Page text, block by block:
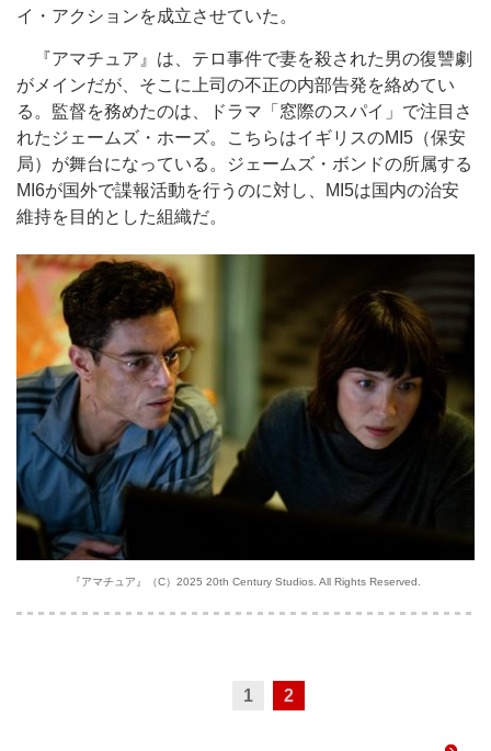
イ・アクションを成立させていた。
『アマチュア』は、テロ事件で妻を殺された男の復讐劇
がメインだが、そこに上司の不正の内部告発を絡めてい
る。監督を務めたのは、ドラマ「窓際のスパイ」で注目さ
れたジェームズ・ホーズ。こちらはイギリスのMI5（保安
局）が舞台になっている。ジェームズ・ボンドの所属する
MI6が国外で諜報活動を行うのに対し、MI5は国内の治安
維持を目的とした組織だ。
『アマチュア』（C）2025 20th Century Studios. All Rights Reserved.
1 2